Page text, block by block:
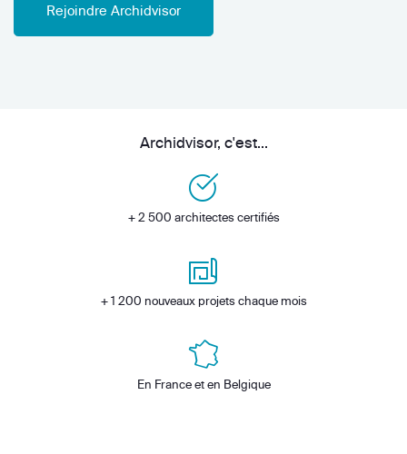
Rejoindre Archidvisor
Archidvisor, c'est...
+ 2 500 architectes certifiés
+ 1 200 nouveaux projets chaque mois
En France et en Belgique